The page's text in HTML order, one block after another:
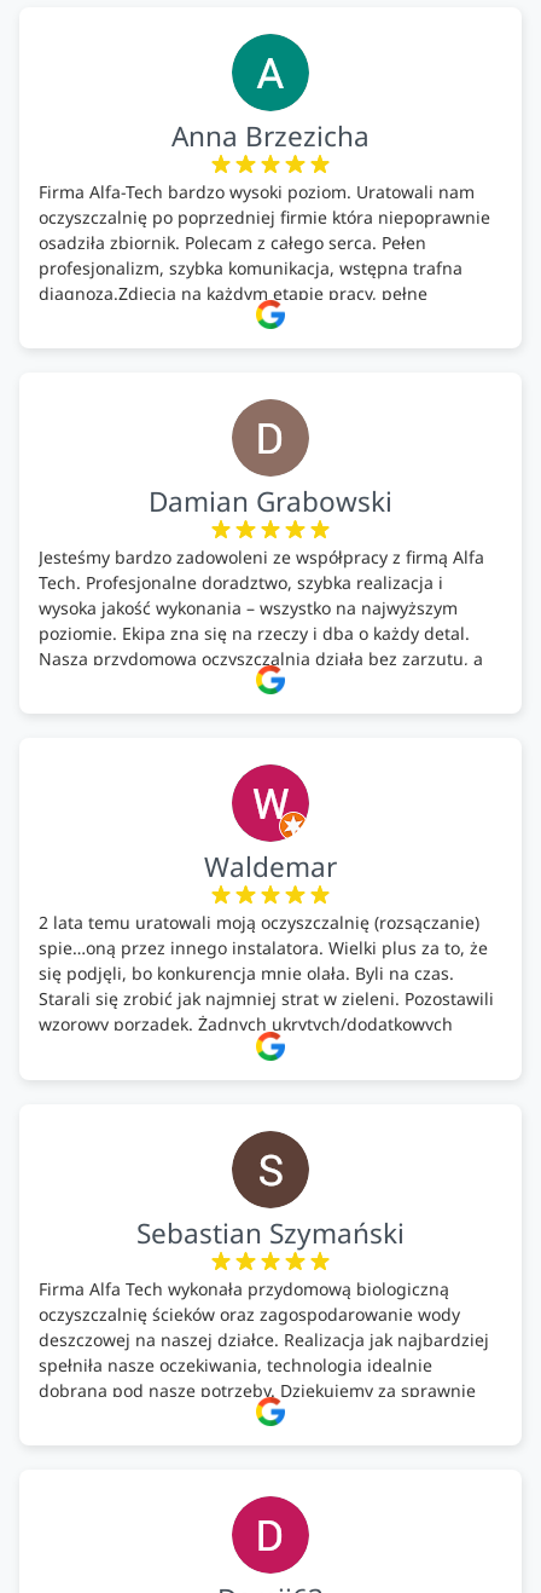
Anna Brzezicha
Firma Alfa-Tech bardzo wysoki poziom. Uratowali nam
oczyszczalnię po poprzedniej firmie która niepoprawnie
osadziła zbiornik. Polecam z całego serca. Pełen
profesjonalizm, szybka komunikacja, wstępna trafna
diagnoza.Zdjęcia na każdym etapie pracy, pełne
doradztwo.Dobrze wyszkoleni i znający się na rzeczy.
Podsumowując ekipa na wysokim poziomie, rzetelna.
Damian Grabowski
Jesteśmy bardzo zadowoleni ze współpracy z firmą Alfa
Tech. Profesjonalne doradztwo, szybka realizacja i
wysoka jakość wykonania – wszystko na najwyższym
poziomie. Ekipa zna się na rzeczy i dba o każdy detal.
Nasza przydomowa oczyszczalnia działa bez zarzutu, a
całość została wykonana zgodnie z terminem i
ustaleniami. Z czystym sumieniem polecamy Alfa Tech
ekologicznych rozwiązań!🍀
Waldemar
2 lata temu uratowali moją oczyszczalnię (rozsączanie)
spie…oną przez innego instalatora. Wielki plus za to, że
się podjęli, bo konkurencja mnie olała. Byli na czas.
Starali się zrobić jak najmniej strat w zieleni. Pozostawili
wzorowy porządek. Żadnych ukrytych/dodatkowych
kosztów. Zaskoczenie. Kontakt bardzo OK. Obsługa
pomontażowa również OK. A ich środki do oczyszczalni –
Sebastian Szymański
Firma Alfa Tech wykonała przydomową biologiczną
oczyszczalnię ścieków oraz zagospodarowanie wody
deszczowej na naszej działce. Realizacja jak najbardziej
spełniła nasze oczekiwania, technologia idealnie
dobrana pod nasze potrzeby. Dziękujemy za sprawnie
wykonany montaż w świetnej atmosferze! Polecam!